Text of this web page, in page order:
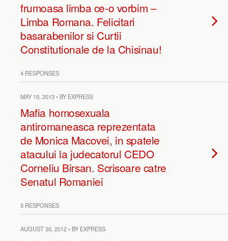
frumoasa limba ce-o vorbim –
Limba Romana. Felicitari
basarabenilor si Curtii
Constitutionale de la Chisinau!
4 RESPONSES
MAY 19, 2013 • BY EXPRESS
Mafia homosexuala
antiromaneasca reprezentata
de Monica Macovei, in spatele
atacului la judecatorul CEDO
Corneliu Birsan. Scrisoare catre
Senatul Romaniei
5 RESPONSES
AUGUST 30, 2012 • BY EXPRESS